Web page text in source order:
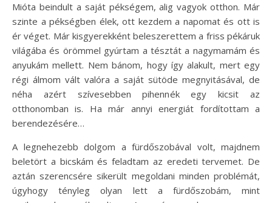
Mióta beindult a saját pékségem, alig vagyok otthon. Már
szinte a pékségben élek, ott kezdem a napomat és ott is
ér véget. Már kisgyerekként beleszerettem a friss pékáruk
világába és örömmel gyúrtam a tésztát a nagymamám és
anyukám mellett. Nem bánom, hogy így alakult, mert egy
régi álmom vált valóra a saját sütöde megnyitásával, de
néha azért szívesebben pihennék egy kicsit az
otthonomban is. Ha már annyi energiát fordítottam a
berendezésére…
A legnehezebb dolgom a fürdőszobával volt, majdnem
beletört a bicskám és feladtam az eredeti tervemet. De
aztán szerencsére sikerült megoldani minden problémát,
úgyhogy tényleg olyan lett a fürdőszobám, mint